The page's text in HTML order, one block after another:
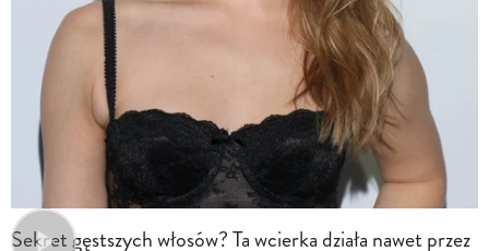
Sekret gęstszych włosów? Ta wcierka działa nawet przez